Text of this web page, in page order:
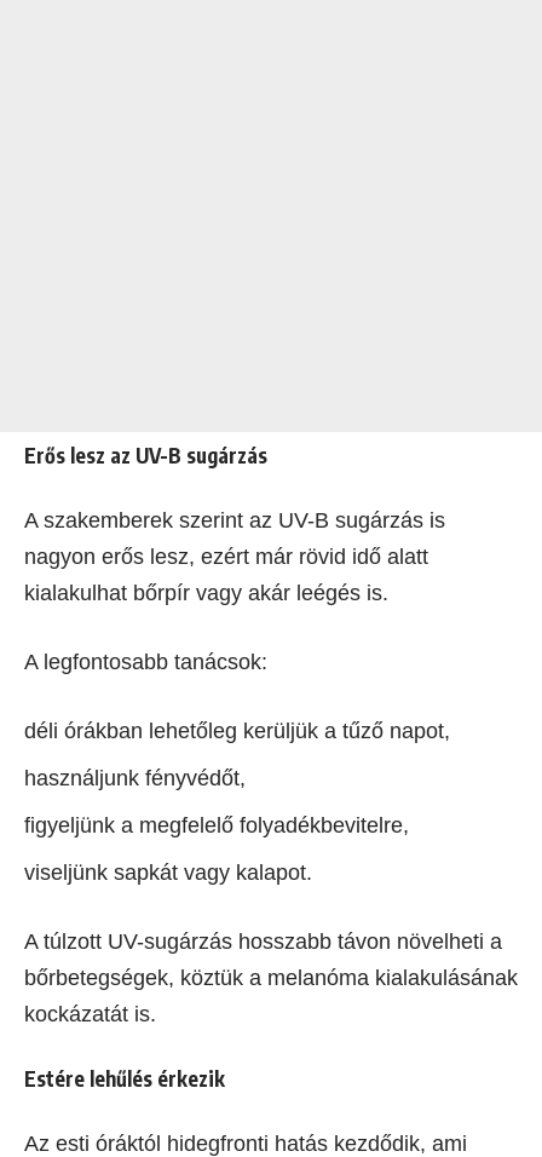
Erős lesz az UV-B sugárzás
A szakemberek szerint az UV-B sugárzás is
nagyon erős lesz, ezért már rövid idő alatt
kialakulhat bőrpír vagy akár leégés is.
A legfontosabb tanácsok:
déli órákban lehetőleg kerüljük a tűző napot,
használjunk fényvédőt,
figyeljünk a megfelelő folyadékbevitelre,
viseljünk sapkát vagy kalapot.
A túlzott UV-sugárzás hosszabb távon növelheti a
bőrbetegségek, köztük a melanóma kialakulásának
kockázatát is.
Estére lehűlés érkezik
Az esti óráktól hidegfronti hatás kezdődik, ami